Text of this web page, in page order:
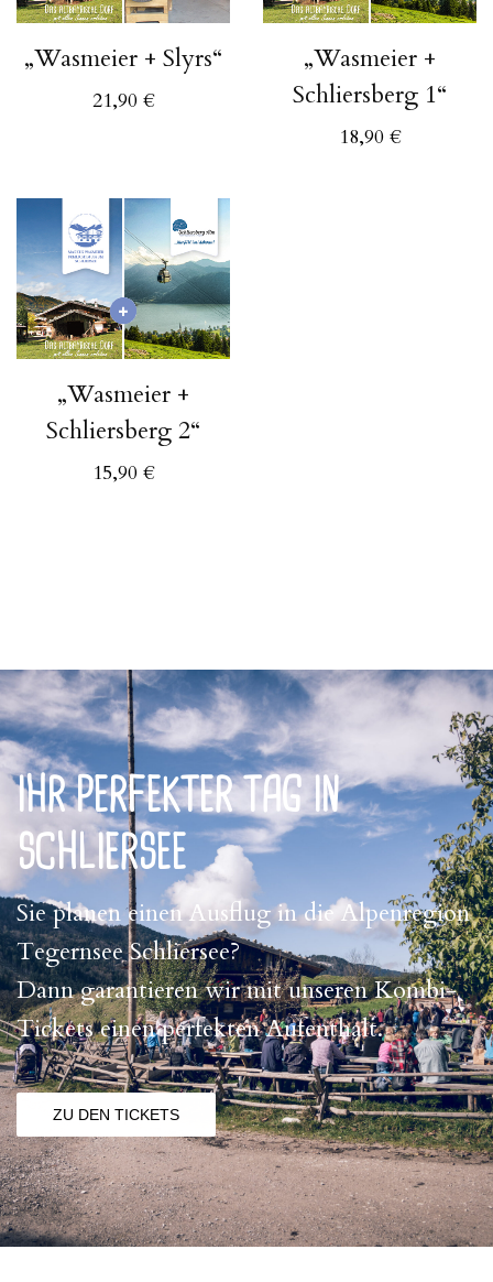
„Wasmeier + Slyrs“
21,90 €
„Wasmeier +
Schliersberg 1“
18,90 €
„Wasmeier +
Schliersberg 2“
15,90 €
IHR PERFEKTER TAG IN
SCHLIERSEE
Sie planen einen Ausflug in die Alpenregion
Tegernsee Schliersee?
Dann garantieren wir mit unseren Kombi-
Tickets einen perfekten Aufenthalt.
ZU DEN TICKETS